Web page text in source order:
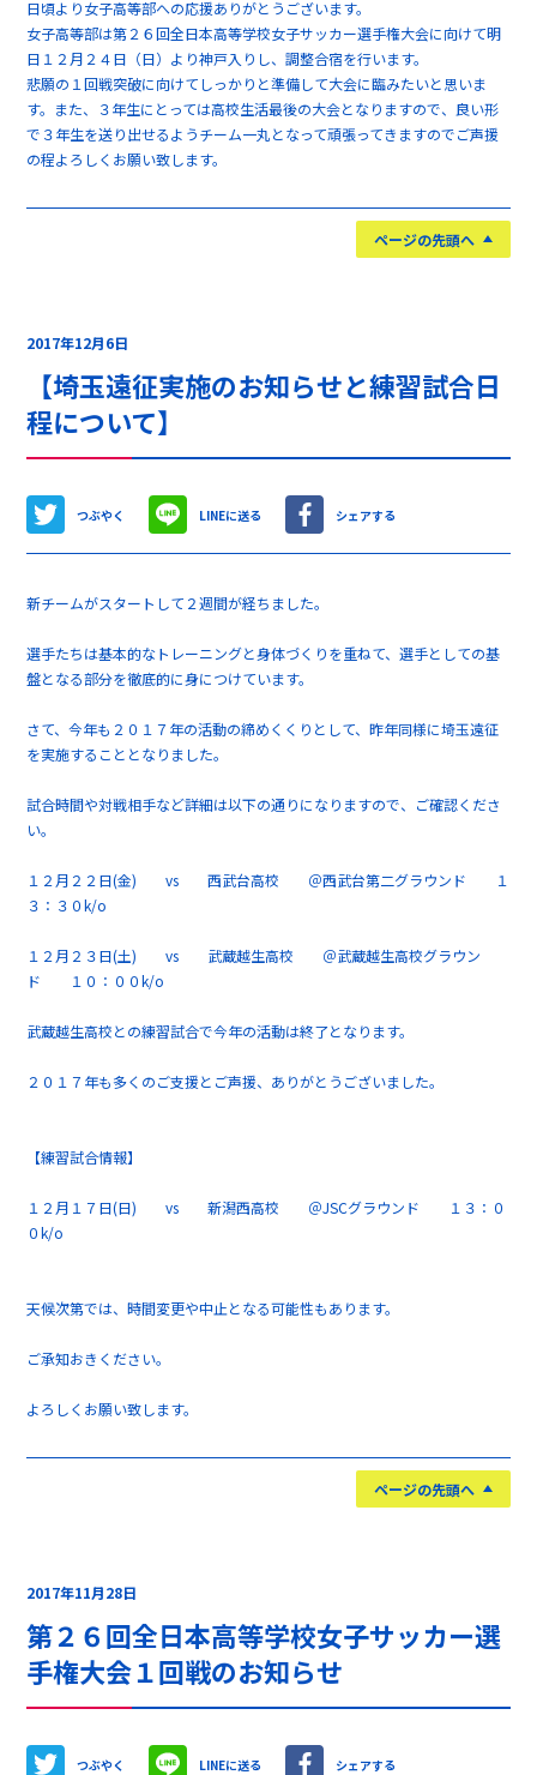
日頃より女子高等部への応援ありがとうございます。
女子高等部は第２６回全日本高等学校女子サッカー選手権大会に向けて明
日１２月２４日（日）より神戸入りし、調整合宿を行います。
悲願の１回戦突破に向けてしっかりと準備して大会に臨みたいと思いま
す。また、３年生にとっては高校生活最後の大会となりますので、良い形
で３年生を送り出せるようチーム一丸となって頑張ってきますのでご声援
の程よろしくお願い致します。
ページの先頭へ
2017年12月6日
【埼玉遠征実施のお知らせと練習試合日
程について】
つぶやく LINEに送る シェアする
新チームがスタートして２週間が経ちました。
選手たちは基本的なトレーニングと身体づくりを重ねて、選手としての基
盤となる部分を徹底的に身につけています。
さて、今年も２０１７年の活動の締めくくりとして、昨年同様に埼玉遠征
を実施することとなりました。
試合時間や対戦相手など詳細は以下の通りになりますので、ご確認くださ
い。
１２月２２日(金) vs 西武台高校 ＠西武台第二グラウンド １
３：３０k/o
１２月２３日(土) vs 武蔵越生高校 ＠武蔵越生高校グラウン
ド １０：００k/o
武蔵越生高校との練習試合で今年の活動は終了となります。
２０１７年も多くのご支援とご声援、ありがとうございました。
【練習試合情報】
１２月１７日(日) vs 新潟西高校 ＠JSCグラウンド １３：０
０k/o
天候次第では、時間変更や中止となる可能性もあります。
ご承知おきください。
よろしくお願い致します。
ページの先頭へ
2017年11月28日
第２６回全日本高等学校女子サッカー選
手権大会１回戦のお知らせ
つぶやく LINEに送る シェアする